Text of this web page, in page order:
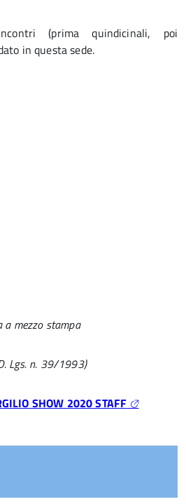
(prima quindicinali, poi
in questa sede.
mezzo stampa
Lgs. n. 39/1993)
SHOW 2020 STAFF